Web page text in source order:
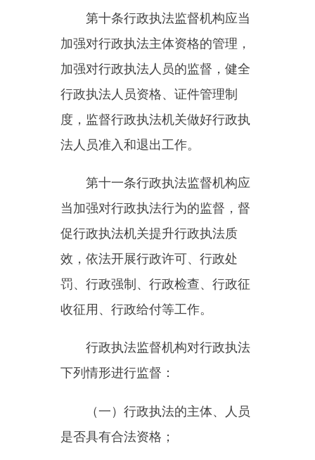
行政执法监督机构对行政执法
下列情形进行监督：
（一）行政执法的主体、人员
是否具有合法资格；
（二）行政执法程序是否合
法；
（三）行政执法决定是否违法
或者明显不当；
（四）行政执法过程中是否存
在有案不立、推诿扯皮、以罚代
管、违规异地执法、趋利性执法以
及乱收费、乱罚款、乱检查、乱查
（五）行政执法过程中是否存
（六）行政执法人员是否规范
使用证件、标志标识及执法装备，